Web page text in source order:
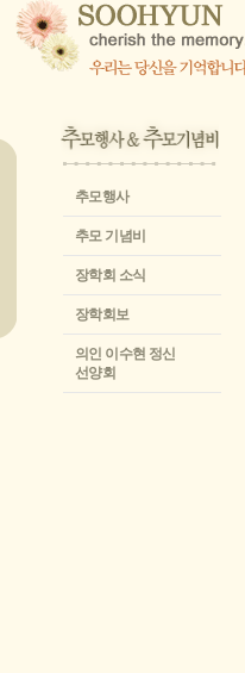
추모행사
추모 기념비
장학회 소식
장학회보
의인 이수현 정신
선양회